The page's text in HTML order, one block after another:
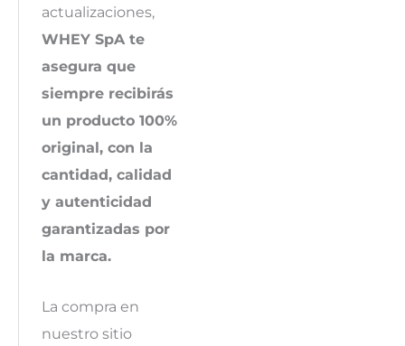
actualizaciones,
WHEY SpA te
asegura que
siempre recibirás
un producto 100%
original, con la
cantidad, calidad
y autenticidad
garantizadas por
la marca.
La compra en
nuestro sitio